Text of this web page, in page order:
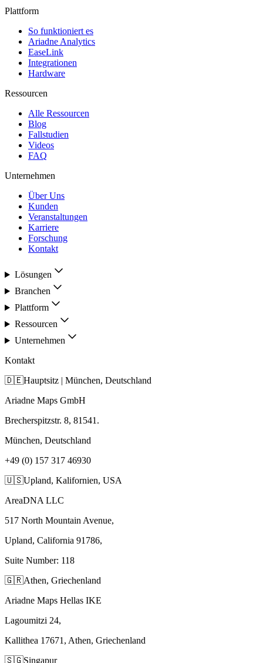
Plattform
So funktioniert es
Ariadne Analytics
EaseLink
Integrationen
Hardware
Ressourcen
Alle Ressourcen
Blog
Fallstudien
Videos
FAQ
Unternehmen
Über Uns
Kunden
Veranstaltungen
Karriere
Forschung
Kontakt
Lösungen
Branchen
Plattform
Ressourcen
Unternehmen
Kontakt
🇩🇪Hauptsitz | München, Deutschland
Ariadne Maps GmbH
Brecherspitzstr. 8, 81541.
München, Deutschland
+49 (0) 157 317 46930
🇺🇸Upland, Kalifornien, USA
AreaDNA LLC
517 North Mountain Avenue,
Upland, California 91786,
Suite Number: 118
🇬🇷Athen, Griechenland
Ariadne Maps Hellas IKE
Lagoumitzi 24,
Kallithea 17671, Athen, Griechenland
🇸🇬Singapur